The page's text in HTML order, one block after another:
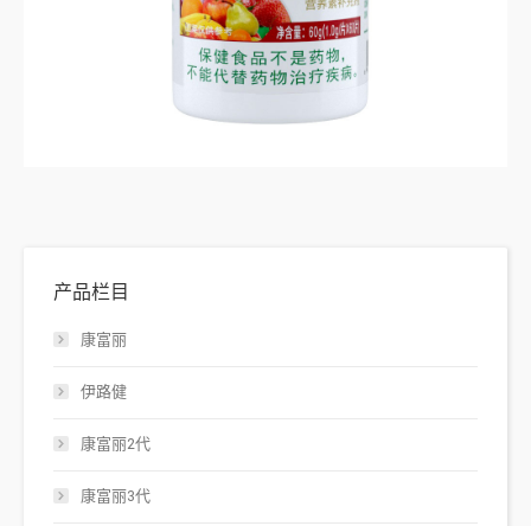
产品栏目
康富丽
伊路健
康富丽2代
康富丽3代